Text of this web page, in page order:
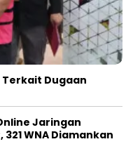
Terkait Dugaan
Jaringan
WNA Diamankan